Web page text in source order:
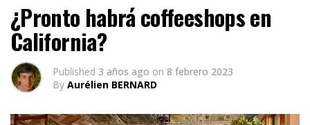
¿Pronto habrá coffeeshops en
California?
Published 3 años ago on 8 febrero 2023
By Aurélien BERNARD